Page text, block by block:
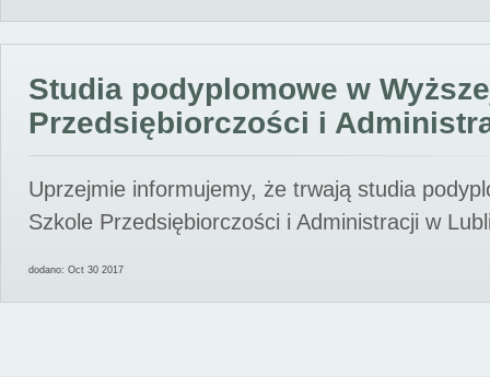
Studia podyplomowe w
Przedsiębiorczości i
Uprzejmie informujemy, że trwają studia
Szkole Przedsiębiorczości i Administracji w
dodano: Oct 30 2017